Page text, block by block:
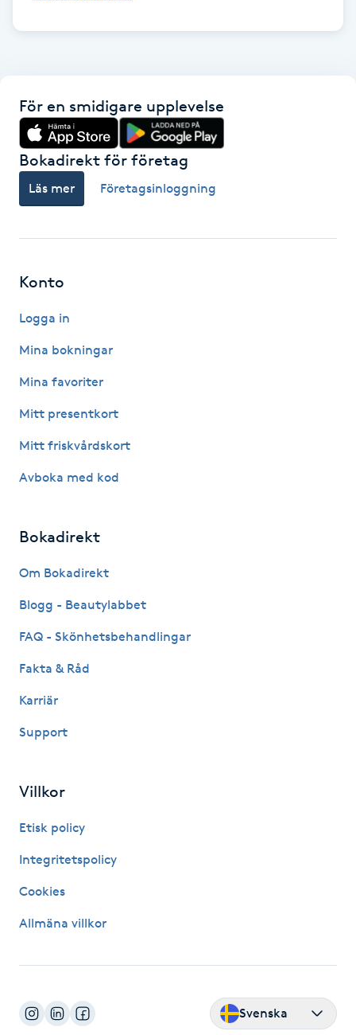
Nagelförstärkning
Nagelklippning
Nagelvård
Naglar borttagning
Naprapati
NBE-massage
Ny frisyr
O
Olaplex
Ombre
Ombre naglar
Optiker
Osteopati
För en smidigare upplevelse
Bokadirekt för företag
Läs mer Företagsinloggning
Konto
Logga in
Mina bokningar
Mina favoriter
Mitt presentkort
Mitt friskvårdskort
Avboka med kod
Bokadirekt
Om Bokadirekt
Blogg - Beautylabbet
FAQ - Skönhetsbehandlingar
Fakta & Råd
Karriär
Support
Villkor
Etisk policy
Integritetspolicy
Cookies
Allmäna villkor
Svenska